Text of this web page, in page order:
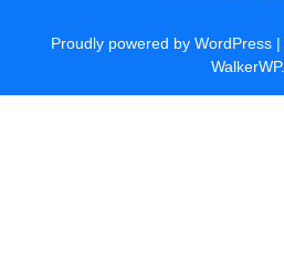
Proudly powered by WordPress |
WalkerWP.